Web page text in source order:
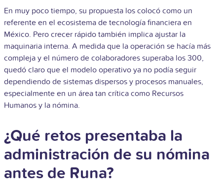
En muy poco tiempo, su propuesta los colocó como un
referente en el ecosistema de tecnología financiera en
México. Pero crecer rápido también implica ajustar la
maquinaria interna. A medida que la operación se hacía más
compleja y el número de colaboradores superaba los 300,
quedó claro que el modelo operativo ya no podía seguir
dependiendo de sistemas dispersos y procesos manuales,
especialmente en un área tan crítica como Recursos
Humanos y la nómina.
¿Qué retos presentaba la
administración de su nómina
antes de Runa?